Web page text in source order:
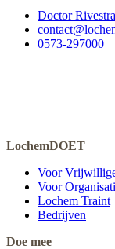
Doctor
0573-297000
LochemDOET
Voor
Voor
Lochem Traint
Bedrijven
Doe mee